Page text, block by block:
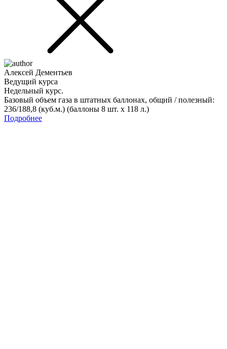
Алексей Дементьев
Ведущий курса
Недельный курс.
Базовый объем газа в штатных баллонах, общий / полезный:
236/188,8 (куб.м.) (баллоны 8 шт. х 118 л.)
Подробнее